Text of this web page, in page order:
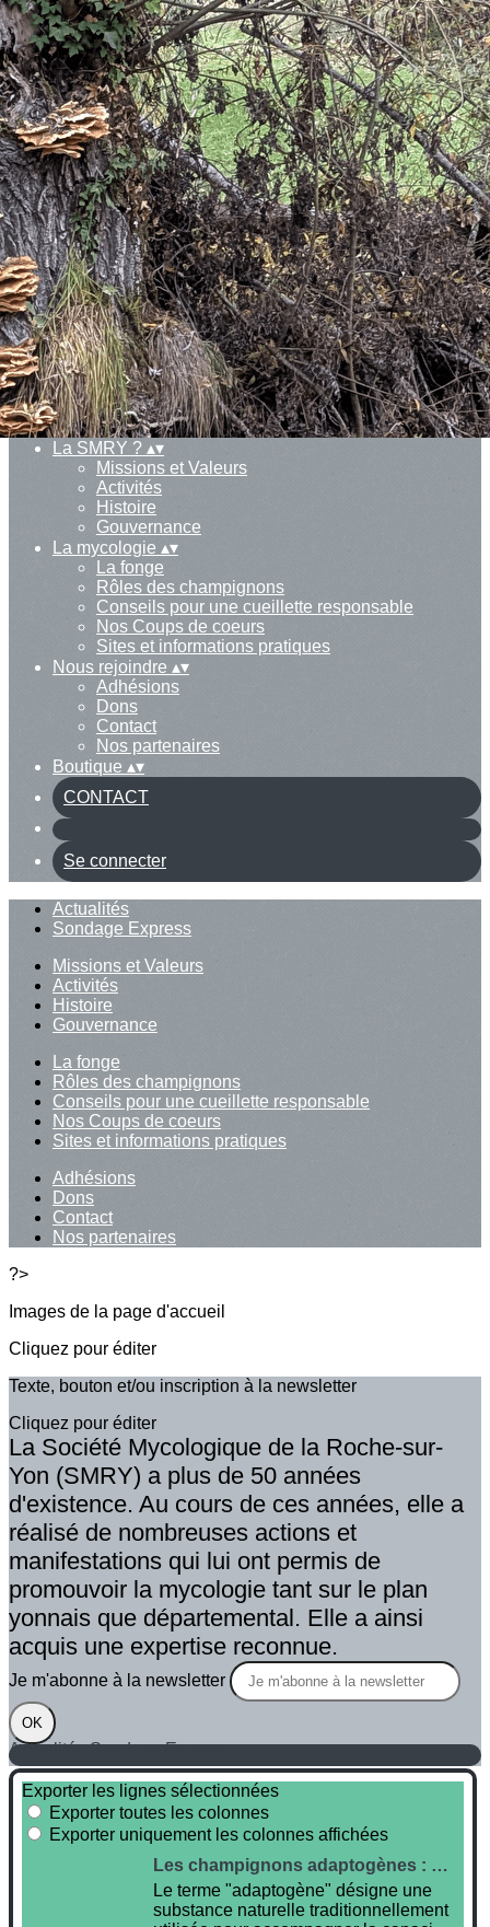
Exporter les lignes sélectionnées
Exporter toutes les colonnes
Exporter uniquement les colonnes affichées
Menu
<
>
Actualités
Sondage Express
Ajoutez un logo, un bouton, des réseaux sociaux
Cliquez pour éditer
Actualités▴▾
Actualités
Sondage Express
Agenda▴▾
La SMRY ? ▴▾
Missions et Valeurs
Activités
Histoire
Gouvernance
La mycologie ▴▾
La fonge
Rôles des champignons
Conseils pour une cueillette responsable
Nos Coups de coeurs
Sites et informations pratiques
Nous rejoindre ▴▾
Adhésions
Dons
Contact
Nos partenaires
Boutique ▴▾
CONTACT
Se connecter
Actualités
Sondage Express
Missions et Valeurs
Activités
Histoire
Gouvernance
La fonge
Rôles des champignons
Conseils pour une cueillette responsable
Nos Coups de coeurs
Sites et informations pratiques
Adhésions
Dons
Contact
Nos partenaires
?>
Images de la page d'accueil
Cliquez pour éditer
Texte, bouton et/ou inscription à la newsletter
Cliquez pour éditer
La Société Mycologique de la Roche-sur-
Yon (SMRY) a plus de 50 années
d'existence. Au cours de ces années, elle a
réalisé de nombreuses actions et
manifestations qui lui ont permis de
promouvoir la mycologie tant sur le plan
yonnais que départemental. Elle a ainsi
acquis une expertise reconnue.
Je m'abonne à la newsletter
OK
ActualitésSondage Express